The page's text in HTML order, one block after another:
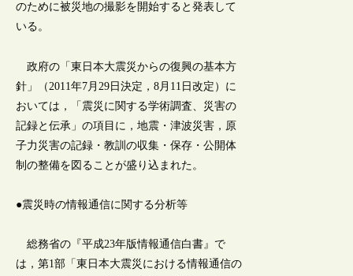
のために被災地の撮影を開始すると発表して
いる。
政府の「東日本大震災からの復興の基本方
針」（2011年7月29日決定，8月11日改定）に
おいては，「震災に関する学術調査、災害の
記録と伝承」の項目に，地震・津波災害，原
子力災害の記録・教訓の収集・保存・公開体
制の整備を図ることが盛り込まれた。
●震災時の情報通信に関する分析等
総務省の『平成23年版情報通信白書』で
は，第1部「東日本大震災における情報通信の